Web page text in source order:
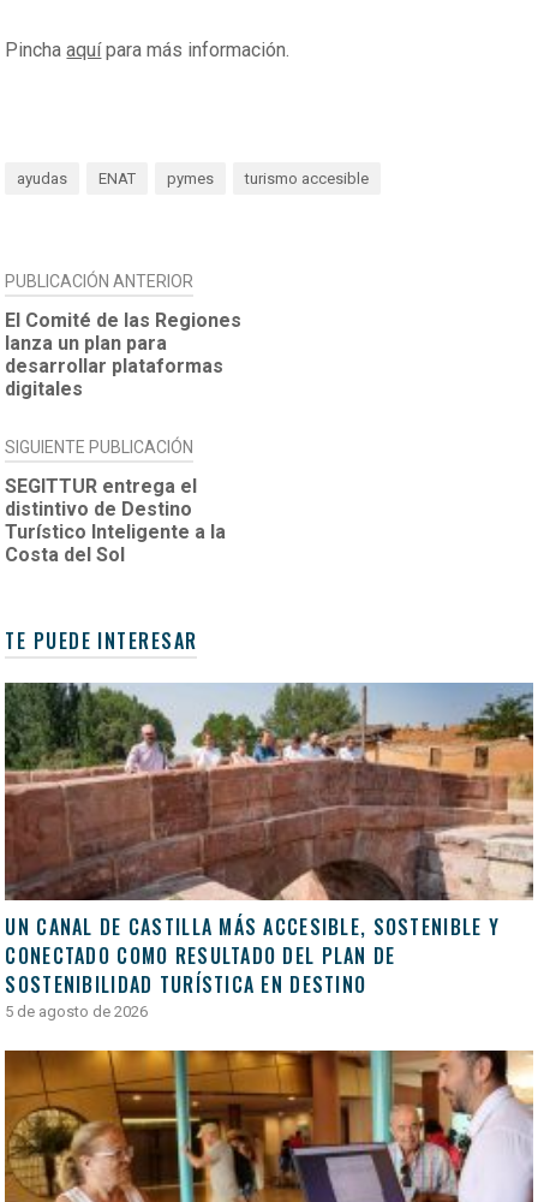
Pinchaaquípara más información.
ayudas ENAT pymes turismo accesible
NAVEGACIÓN
DE
ENTRADAS
PUBLICACIÓN ANTERIOR
El Comité de las Regiones
lanza un plan para
desarrollar plataformas
digitales
SIGUIENTE PUBLICACIÓN
SEGITTUR entrega el
distintivo de Destino
Turístico Inteligente a la
Costa del Sol
TE PUEDE INTERESAR
UN CANAL DE CASTILLA MÁS ACCESIBLE, SOSTENIBLE Y
CONECTADO COMO RESULTADO DEL PLAN DE
SOSTENIBILIDAD TURÍSTICA EN DESTINO
5 de agosto de 2026